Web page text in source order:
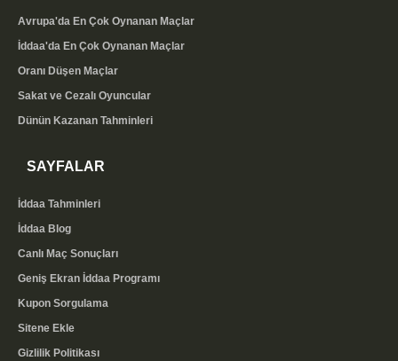
Avrupa'da En Çok Oynanan Maçlar
İddaa'da En Çok Oynanan Maçlar
Oranı Düşen Maçlar
Sakat ve Cezalı Oyuncular
Dünün Kazanan Tahminleri
SAYFALAR
İddaa Tahminleri
İddaa Blog
Canlı Maç Sonuçları
Geniş Ekran İddaa Programı
Kupon Sorgulama
Sitene Ekle
Gizlilik Politikası